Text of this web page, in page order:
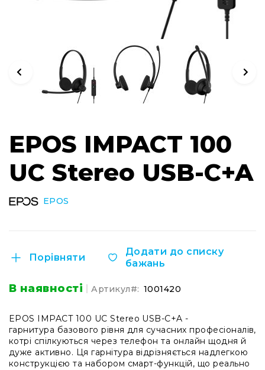
Інсталяційна
Лінійні
масиви
Підсилювачі
потужності
Підсилювачі
акустичні
системи
Аксесуари
та
Стаціонарні
системи
Моніторінг
(IEM)
Приймачі
Передавачі
Мікрофонні
голови
до
початку
галереї
зображень
EPOS IMPACT 100
UC Stereo USB-C+A
EPOS
Порівняти
Додати до списку
бажань
В наявності Артикул 1001420
EPOS IMPACT 100 UC Stereo USB-C+A -
гарнитура базового рівня для сучасних професіоналів,
котрі спілкуються через телефон та онлайн щодня й
дуже активно. Ця гарнітура відрізняється надлегкою
конструкцією та набором смарт-функцій, що реально